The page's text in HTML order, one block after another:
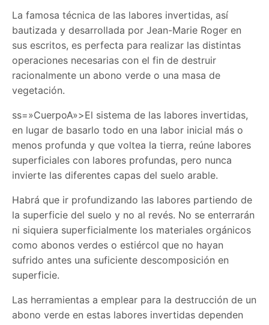
La famosa técnica de las labores invertidas, así
bautizada y desarrollada por Jean-Marie Roger en
sus escritos, es perfecta para realizar las distintas
operaciones necesarias con el fin de destruir
racionalmente un abono verde o una masa de
vegetación.
ss=»CuerpoA»>El sistema de las labores invertidas,
en lugar de basarlo todo en una labor inicial más o
menos profunda y que voltea la tierra, reúne labores
superficiales con labores profundas, pero nunca
invierte las diferentes capas del suelo arable.
Habrá que ir profundizando las labores partiendo de
la superficie del suelo y no al revés. No se enterrarán
ni siquiera superficialmente los materiales orgánicos
como abonos verdes o estiércol que no hayan
sufrido antes una suficiente descomposición en
superficie.
Las herramientas a emplear para la destrucción de un
abono verde en estas labores invertidas dependen